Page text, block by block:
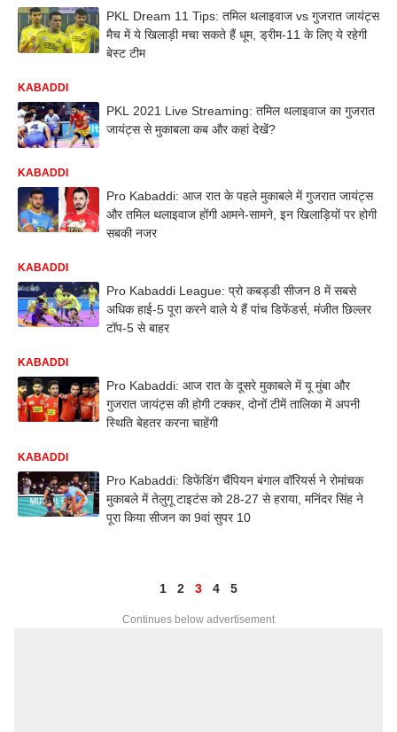
PKL Dream 11 Tips: तमिल थलाइवाज vs गुजरात जायंट्स
मैच में ये खिलाड़ी मचा सकते हैं धूम, ड्रीम-11 के लिए ये रहेगी
बेस्ट टीम
KABADDI
PKL 2021 Live Streaming: तमिल थलाइवाज का गुजरात
जायंट्स से मुकाबला कब और कहां देखें?
KABADDI
Pro Kabaddi: आज रात के पहले मुकाबले में गुजरात जायंट्स
और तमिल थलाइवाज होंगी आमने-सामने, इन खिलाड़ियों पर होगी
सबकी नजर
KABADDI
Pro Kabaddi League: प्रो कबड्डी सीजन 8 में सबसे
अधिक हाई-5 पूरा करने वाले ये हैं पांच डिफेंडर्स, मंजीत छिल्लर
टॉप-5 से बाहर
KABADDI
Pro Kabaddi: आज रात के दूसरे मुकाबले में यू मुंबा और
गुजरात जायंट्स की होगी टक्कर, दोनों टीमें तालिका में अपनी
स्थिति बेहतर करना चाहेंगी
KABADDI
Pro Kabaddi: डिफेंडिंग चैंपियन बंगाल वॉरियर्स ने रोमांचक
मुकाबले में तेलुगू टाइटंस को 28-27 से हराया, मनिंदर सिंह ने
पूरा किया सीजन का 9वां सुपर 10
1 2 3 4 5
Continues below advertisement